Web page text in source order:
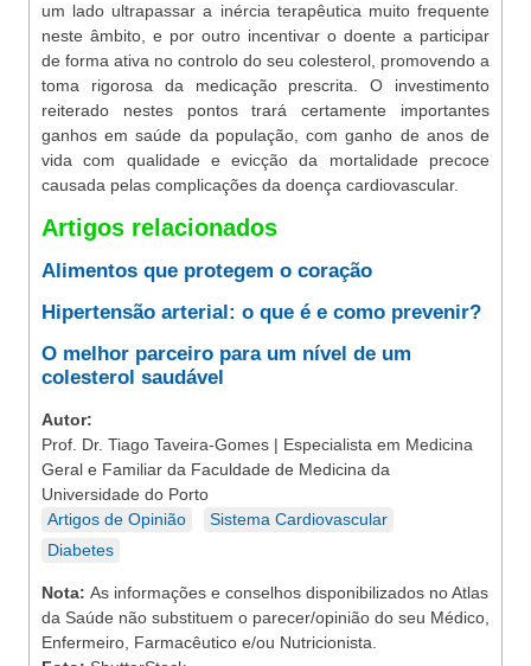
um lado ultrapassar a inércia terapêutica muito frequente
neste âmbito, e por outro incentivar o doente a participar
de forma ativa no controlo do seu colesterol, promovendo a
toma rigorosa da medicação prescrita. O investimento
reiterado nestes pontos trará certamente importantes
ganhos em saúde da população, com ganho de anos de
vida com qualidade e evicção da mortalidade precoce
causada pelas complicações da doença cardiovascular.
Artigos relacionados
Alimentos que protegem o coração
Hipertensão arterial: o que é e como prevenir?
O melhor parceiro para um nível de um
colesterol saudável
Autor:
Prof. Dr. Tiago Taveira-Gomes | Especialista em Medicina
Geral e Familiar da Faculdade de Medicina da
Universidade do Porto
Artigos de Opinião
Sistema Cardiovascular
Diabetes
Nota: As informações e conselhos disponibilizados no Atlas
da Saúde não substituem o parecer/opinião do seu Médico,
Enfermeiro, Farmacêutico e/ou Nutricionista.